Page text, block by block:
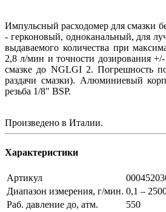
Импульсный расходомер для смазки
- герконовый, одноканальный, для
выдаваемого количества при
2,8 л/мин и точности дозирования
смазке до NGLGI 2. Погрешность
раздачи смазки). Алюминиевый
резьба 1/8" BSP.
Произведено в Италии.
Характеристики
Артикул
Диапазон измерения, г/мин. 0,1 –
Раб. давление до, атм.
550